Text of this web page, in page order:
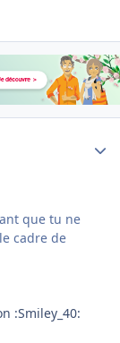
que tu ne
cadre de
:Smiley_40: